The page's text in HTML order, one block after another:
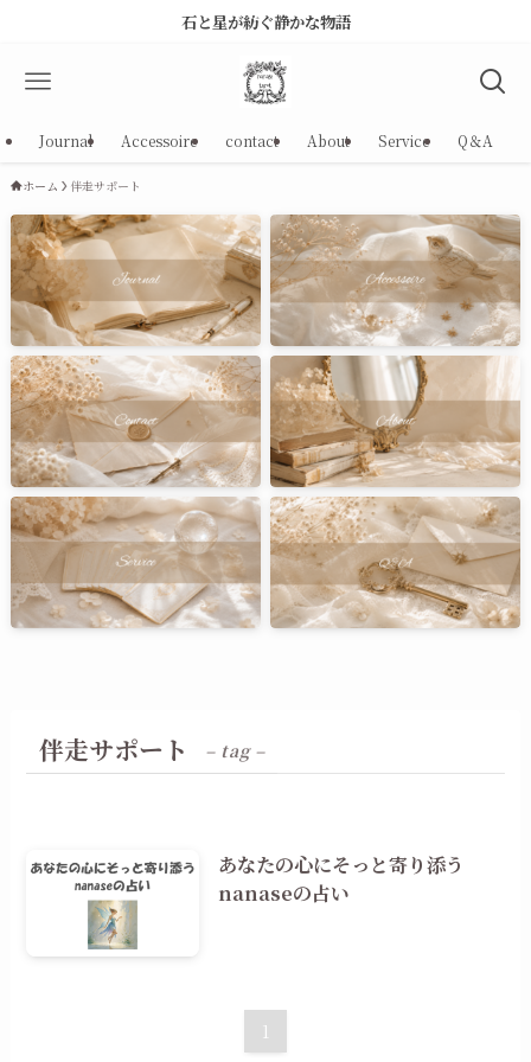
石と星が紡ぐ静かな物語
Journal Accessoire contact About Service Q＆A
ホーム 伴走サポート
伴走サポート – tag –
あなたの心にそっと寄り添う
nanaseの占い
1